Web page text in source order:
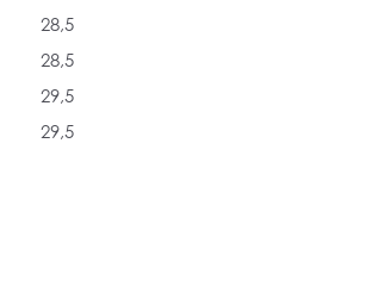
28,5
28,5
29,5
29,5